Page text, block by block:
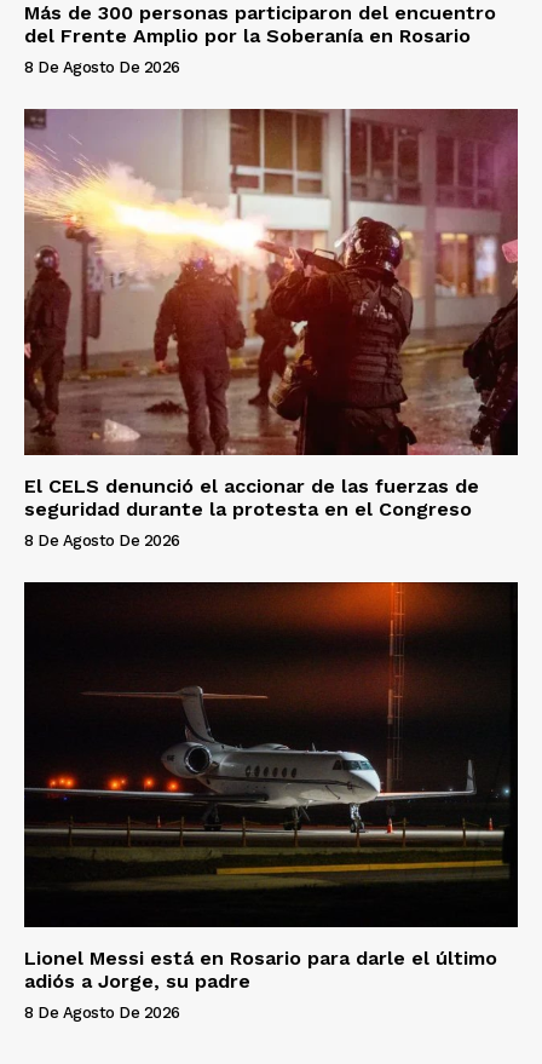
Más de 300 personas participaron del encuentro
del Frente Amplio por la Soberanía en Rosario
8 De Agosto De 2026
El CELS denunció el accionar de las fuerzas de
seguridad durante la protesta en el Congreso
8 De Agosto De 2026
Lionel Messi está en Rosario para darle el último
adiós a Jorge, su padre
8 De Agosto De 2026